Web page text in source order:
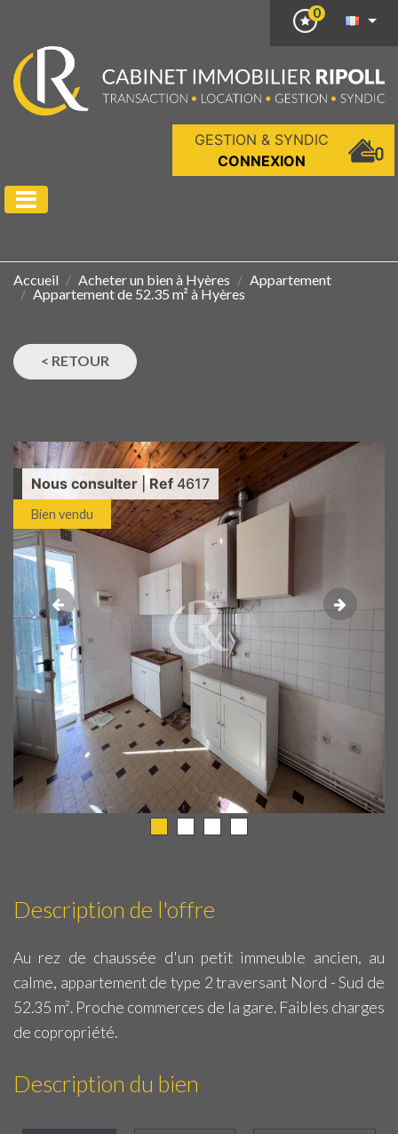
0
GESTION & SYNDIC
CONNEXION
Accueil Acheter un bien à Hyères
Appartement
Appartement de 52.35 m² à Hyères
< RETOUR
Bien vendu
Nous consulter |Ref 4617
Description de l'offre
Au rez de chaussée d'un petit immeuble ancien, au
calme, appartement de type 2 traversant Nord - Sud de
52.35 m². Proche commerces de la gare. Faibles charges
de copropriété.
Description du bien